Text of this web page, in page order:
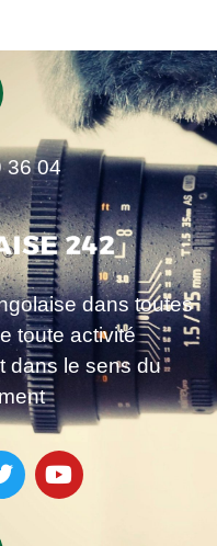
36 04
dans toutes
toute activité
dans le sens du